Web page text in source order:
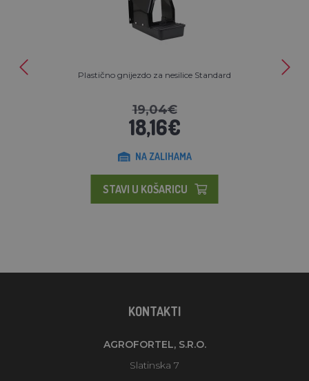
Plastično gnijezdo za nesilice Standard
19,04€
18,16€
NA ZALIHAMA
STAVI U KOŠARICU
KONTAKTI
AGROFORTEL, S.R.O.
Slatinska 7